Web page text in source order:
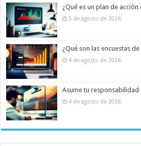
¿Qué es un plan de acción
5 de agosto de 2026
¿Qué son las encuestas
4 de agosto de 2026
Asume tu responsabilidad
4 de agosto de 2026